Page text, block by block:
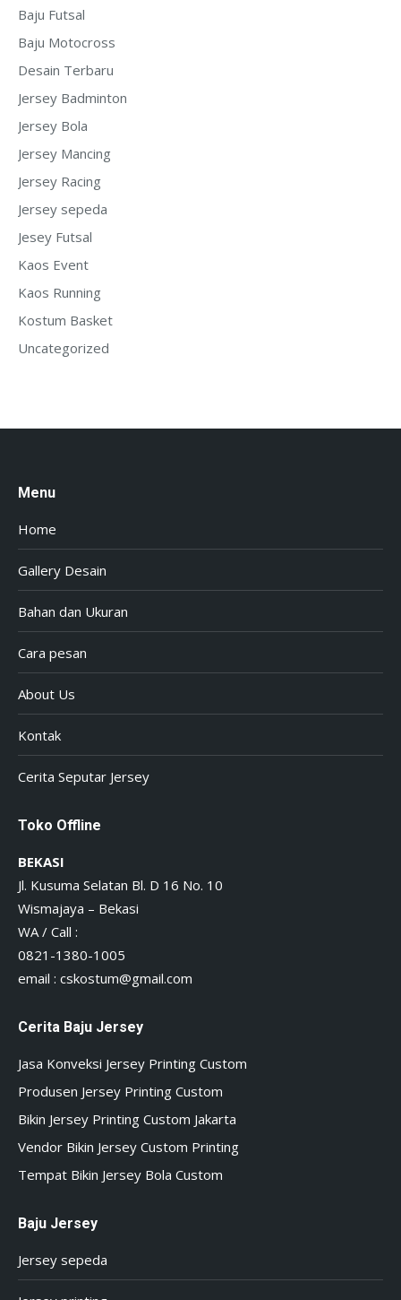
Baju Futsal
Baju Motocross
Desain Terbaru
Jersey Badminton
Jersey Bola
Jersey Mancing
Jersey Racing
Jersey sepeda
Jesey Futsal
Kaos Event
Kaos Running
Kostum Basket
Uncategorized
Menu
Home
Gallery Desain
Bahan dan Ukuran
Cara pesan
About Us
Kontak
Cerita Seputar Jersey
Toko Offline
BEKASI
Jl. Kusuma Selatan Bl. D 16 No. 10
Wismajaya – Bekasi
WA / Call :
0821-1380-1005
email : cskostum@gmail.com
Cerita Baju Jersey
Jasa Konveksi Jersey Printing Custom
Produsen Jersey Printing Custom
Bikin Jersey Printing Custom Jakarta
Vendor Bikin Jersey Custom Printing
Tempat Bikin Jersey Bola Custom
Baju Jersey
Jersey sepeda